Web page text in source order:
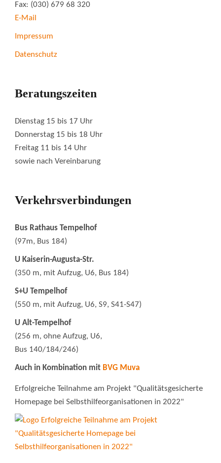
Fax: (030) 679 68 320
E-Mail
Impressum
Datenschutz
Beratungszeiten
Dienstag 15 bis 17 Uhr
Donnerstag 15 bis 18 Uhr
Freitag 11 bis 14 Uhr
sowie nach Vereinbarung
Verkehrsverbindungen
Bus Rathaus Tempelhof
(97m, Bus 184)
U Kaiserin-Augusta-Str.
(350 m, mit Aufzug, U6, Bus 184)
S+U Tempelhof
(550 m, mit Aufzug, U6, S9, S41-S47)
U Alt-Tempelhof
(256 m, ohne Aufzug, U6,
Bus 140/184/246)
Auch in Kombination mit BVG Muva
Erfolgreiche Teilnahme am Projekt "Qualitätsgesicherte
Homepage bei Selbsthilfeorganisationen in 2022"